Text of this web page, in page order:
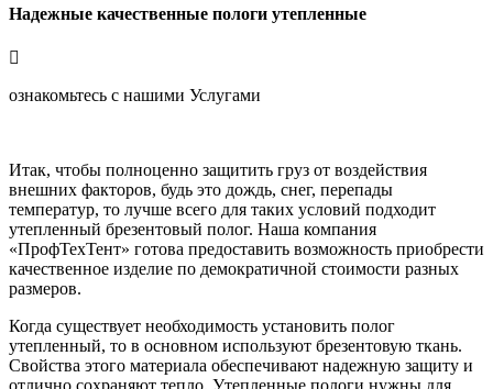
Надежные качественные пологи утепленные
ознакомьтесь с нашими Услугами
Итак, чтобы полноценно защитить груз от воздействия
внешних факторов, будь это дождь, снег, перепады
температур, то лучше всего для таких условий подходит
утепленный брезентовый полог. Наша компания
«ПрофТехТент» готова предоставить возможность приобрести
качественное изделие по демократичной стоимости разных
размеров.
Когда существует необходимость установить полог
утепленный, то в основном используют брезентовую ткань.
Свойства этого материала обеспечивают надежную защиту и
отлично сохраняют тепло. Утепленные пологи нужны для